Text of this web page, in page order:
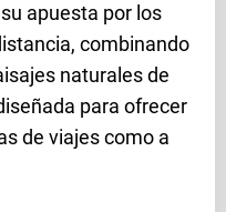
apuesta por los
combinando
naturales de
para ofrecer
de viajes como a